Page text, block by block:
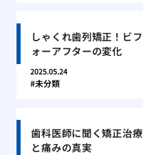
しゃくれ歯列矯正！ビフ
ォーアフターの変化
2025.05.24
未分類
歯科医師に聞く矯正治療
と痛みの真実